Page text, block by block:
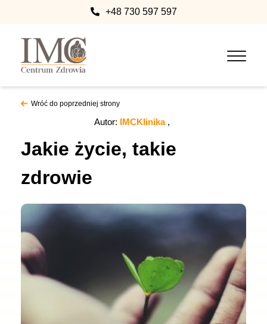
+48 730 597 597
Wróć do poprzedniej strony
Autor: IMCKlinika
Jakie życie, takie
zdrowie